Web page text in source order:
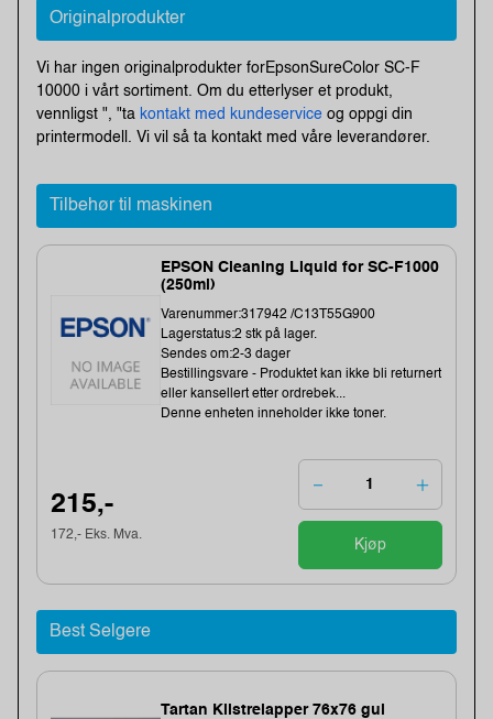
Originalprodukter
Vi har ingen originalprodukter forEpsonSureColor SC-F
10000 i vårt sortiment. Om du etterlyser et produkt,
vennligst ", "ta kontakt med kundeservice og oppgi din
printermodell. Vi vil så ta kontakt med våre leverandører.
Tilbehør til maskinen
EPSON Cleaning Liquid for SC-F1000
(250ml)
Varenummer:317942 /C13T55G900
Lagerstatus:2 stk på lager.
Sendes om:2-3 dager
Bestillingsvare - Produktet kan ikke bli returnert
eller kansellert etter ordrebek...
Denne enheten inneholder ikke toner.
215,-
172,- Eks. Mva.
Kjøp
Best Selgere
Tartan Klistrelapper 76x76 gul